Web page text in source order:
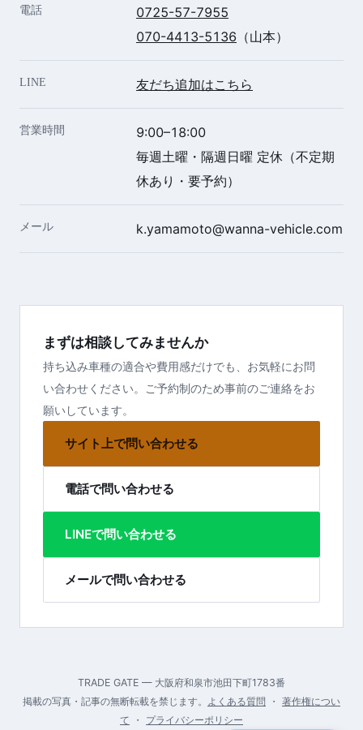
電話
0725-57-7955
070-4413-5136 （山本）
LINE 友だち追加はこちら
営業時間
9:00–18:00
毎週土曜・隔週日曜 定休（不定期
休あり・要予約）
メール k.yamamoto@wanna-vehicle.com
まずは相談してみませんか
持ち込み車種の適合や費用感だけでも、お気軽にお問
い合わせください。ご予約制のため事前のご連絡をお
願いしています。
サイト上で問い合わせる
電話で問い合わせる
LINEで問い合わせる
メールで問い合わせる
TRADE GATE — 大阪府和泉市池田下町1783番
掲載の写真・記事の無断転載を禁じます。 よくある質問 ・ 著作権につい
て ・ プライバシーポリシー